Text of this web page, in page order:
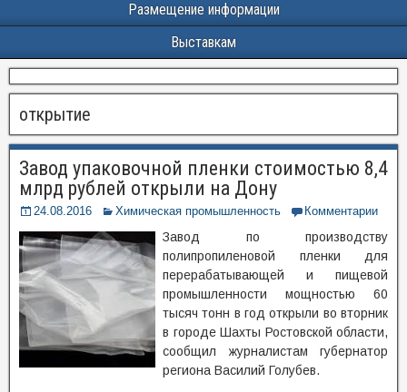
Размещение информации
Выставкам
открытие
Завод упаковочной пленки стоимостью 8,4
млрд рублей открыли на Дону
24.08.2016 Химическая промышленность Комментарии
Завод по производству
полипропиленовой пленки для
перерабатывающей и пищевой
промышленности мощностью 60
тысяч тонн в год открыли во вторник
в городе Шахты Ростовской области,
сообщил журналистам губернатор
региона Василий Голубев.